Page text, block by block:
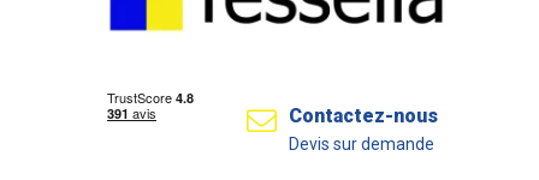
Contactez-nous
Devis sur demande